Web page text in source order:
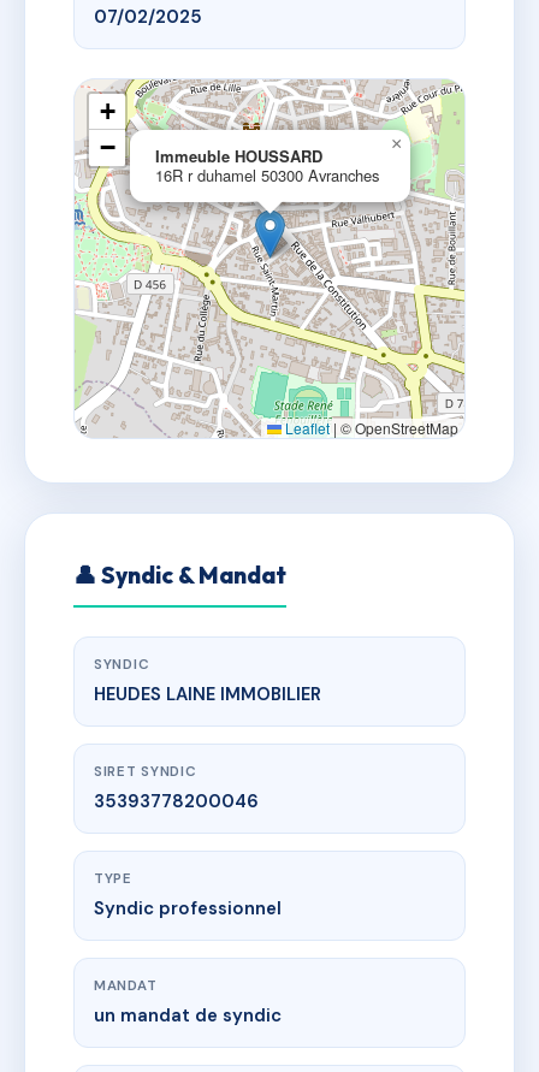
07/02/2025
Immeuble HOUSSARD
16R r duhamel 50300 Avranches
×
+
−
Leaflet | © OpenStreetMap
👤 Syndic & Mandat
SYNDIC
HEUDES LAINE IMMOBILIER
SIRET SYNDIC
35393778200046
TYPE
Syndic professionnel
MANDAT
un mandat de syndic